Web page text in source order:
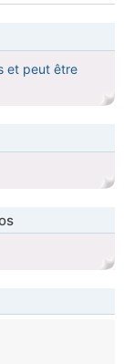
et peut être